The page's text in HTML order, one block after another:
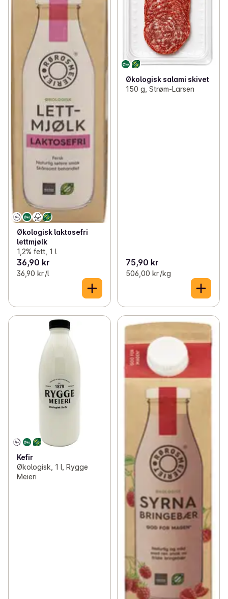
Økologisk laktosefri
lettmjølk
1,2% fett, 1 l
36,90 kr
36,90 kr /l
Økologisk salami skivet
150 g, Strøm-Larsen
75,90 kr
506,00 kr /kg
Kefir
Økologisk, 1 l, Rygge
Meieri